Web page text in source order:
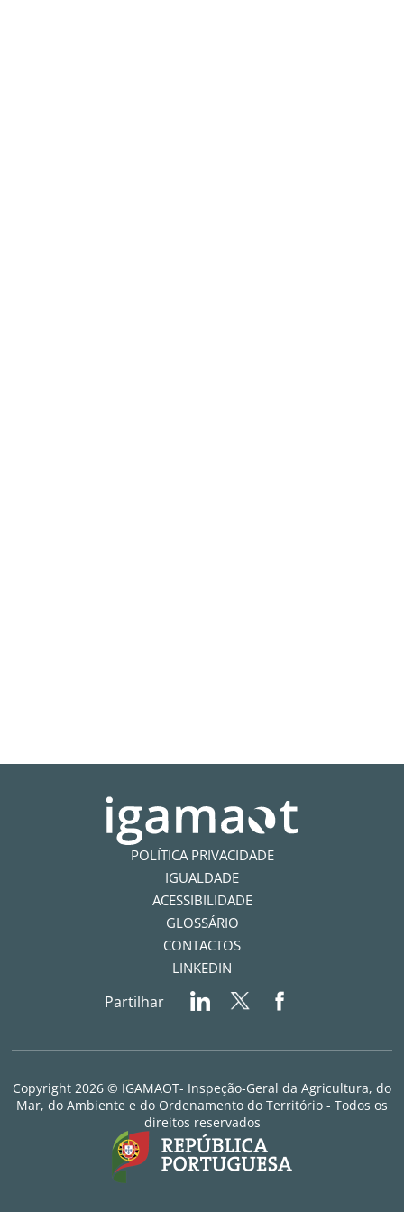
POLÍTICA PRIVACIDADE
IGUALDADE
ACESSIBILIDADE
GLOSSÁRIO
CONTACTOS
LINKEDIN
Partilhar
Copyright 2026 © IGAMAOT- Inspeção-Geral da Agricultura, do
Mar, do Ambiente e do Ordenamento do Território - Todos os
direitos reservados